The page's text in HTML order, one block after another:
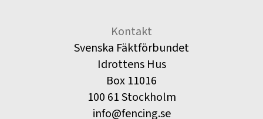
Kontakt
Svenska Fäktförbundet
Idrottens Hus
Box 11016
100 61 Stockholm
info@fencing.se